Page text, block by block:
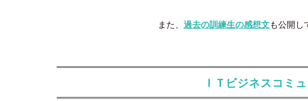
また、 過去の訓練生の感想文も公開し
ＩＴビジネスコミ